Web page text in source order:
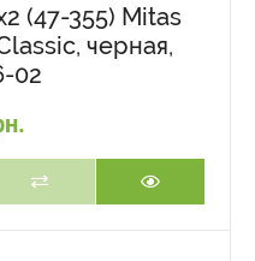
(47-355) Mitas
черная,
02